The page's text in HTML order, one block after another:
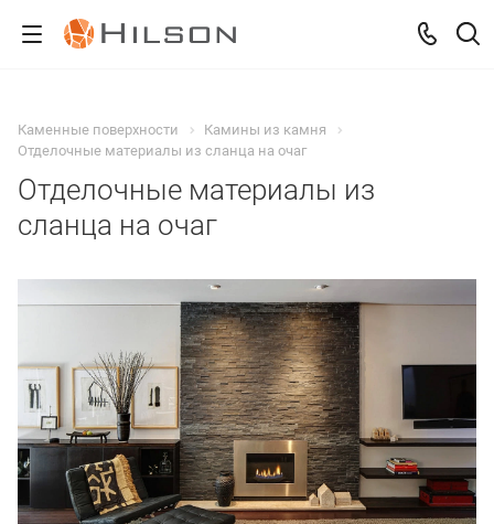
Каменные поверхности
Камины из камня
Отделочные материалы из сланца на очаг
Отделочные материалы из
сланца на очаг